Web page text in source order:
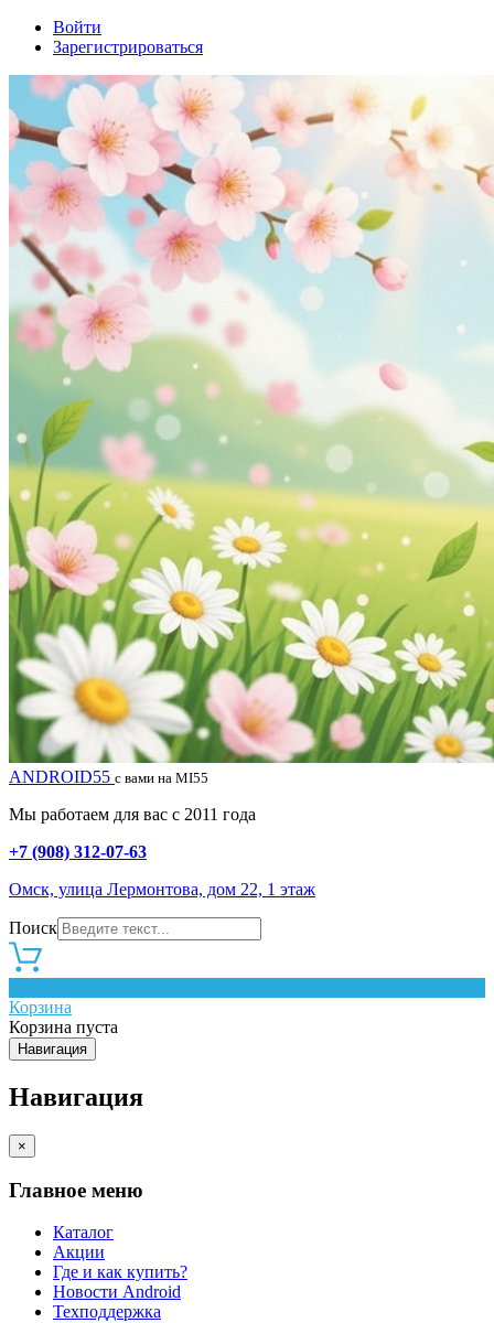
Войти
Зарегистрироваться
ANDROID55 с вами на MI55
Мы работаем для вас с 2011 года
+7 (908) 312-07-63
Омск, улица Лермонтова, дом 22, 1 этаж
Поиск
Корзина
Корзина пуста
Навигация
Навигация
×
Главное меню
Каталог
Акции
Где и как купить?
Новости Android
Техподдержка